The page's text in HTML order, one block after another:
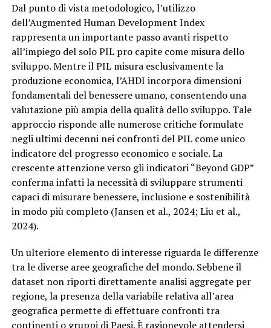
Dal punto di vista metodologico, l’utilizzo
dell’Augmented Human Development Index
rappresenta un importante passo avanti rispetto
all’impiego del solo PIL pro capite come misura dello
sviluppo. Mentre il PIL misura esclusivamente la
produzione economica, l’AHDI incorpora dimensioni
fondamentali del benessere umano, consentendo una
valutazione più ampia della qualità dello sviluppo. Tale
approccio risponde alle numerose critiche formulate
negli ultimi decenni nei confronti del PIL come unico
indicatore del progresso economico e sociale. La
crescente attenzione verso gli indicatori “Beyond GDP”
conferma infatti la necessità di sviluppare strumenti
capaci di misurare benessere, inclusione e sostenibilità
in modo più completo (Jansen et al., 2024; Liu et al.,
2024).
Un ulteriore elemento di interesse riguarda le differenze
tra le diverse aree geografiche del mondo. Sebbene il
dataset non riporti direttamente analisi aggregate per
regione, la presenza della variabile relativa all’area
geografica permette di effettuare confronti tra
continenti o gruppi di Paesi. È ragionevole attendersi